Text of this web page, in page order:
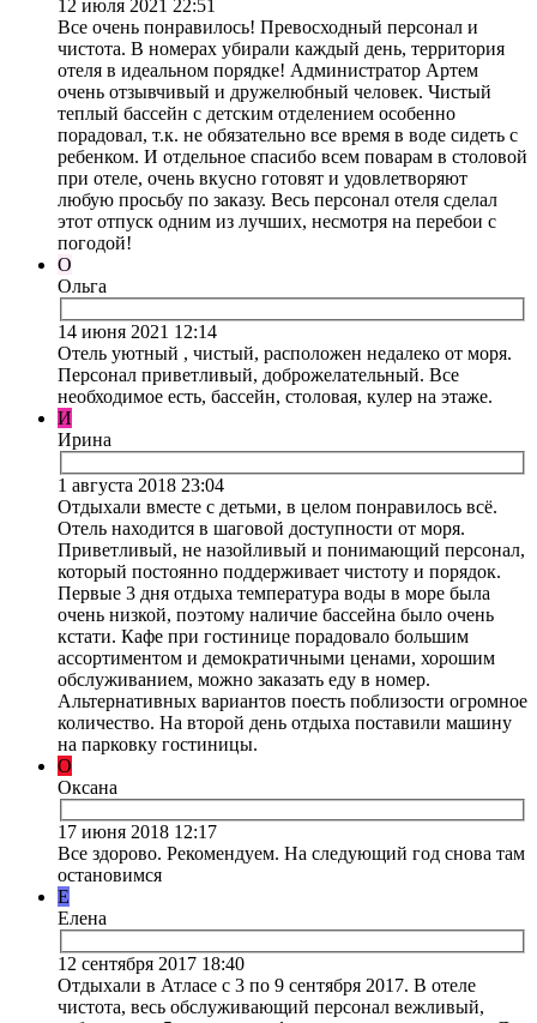
12 июля 2021 22:51
Все очень понравилось! Превосходный персонал и
чистота. В номерах убирали каждый день, территория
отеля в идеальном порядке! Администратор Артем
очень отзывчивый и дружелюбный человек. Чистый
теплый бассейн с детским отделением особенно
порадовал, т.к. не обязательно все время в воде сидеть с
ребенком. И отдельное спасибо всем поварам в столовой
при отеле, очень вкусно готовят и удовлетворяют
любую просьбу по заказу. Весь персонал отеля сделал
этот отпуск одним из лучших, несмотря на перебои с
погодой!
О
Ольга
14 июня 2021 12:14
Отель уютный , чистый, расположен недалеко от моря.
Персонал приветливый, доброжелательный. Все
необходимое есть, бассейн, столовая, кулер на этаже.
И
Ирина
1 августа 2018 23:04
Отдыхали вместе с детьми, в целом понравилось всё.
Отель находится в шаговой доступности от моря.
Приветливый, не назойливый и понимающий персонал,
который постоянно поддерживает чистоту и порядок.
Первые 3 дня отдыха температура воды в море была
очень низкой, поэтому наличие бассейна было очень
кстати. Кафе при гостинице порадовало большим
ассортиментом и демократичными ценами, хорошим
обслуживанием, можно заказать еду в номер.
Альтернативных вариантов поесть поблизости огромное
количество. На второй день отдыха поставили машину
на парковку гостиницы.
О
Оксана
17 июня 2018 12:17
Все здорово. Рекомендуем. На следующий год снова там
остановимся
Е
Елена
12 сентября 2017 18:40
Отдыхали в Атласе с 3 по 9 сентября 2017. В отеле
чистота, весь обслуживающий персонал вежливый,